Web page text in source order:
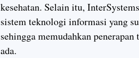
kesehatan. Selain itu,
sistem teknologi informasi yang
sehingga memudahkan
ada.